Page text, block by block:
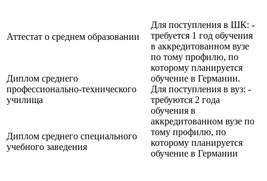
Аттестат о среднем образовании
Для поступления в ШК: -
требуется 1 год обучения
в аккредитованном вузе
по тому профилю, по
которому планируется
обучение в Германии.
Для поступления в вуз: -
требуются 2 года
обучения в
аккредитованном вузе по
тому профилю, по
которому планируется
обучение в Германии
Диплом среднего
профессионально-технического
училища
Диплом среднего специального
учебного заведения